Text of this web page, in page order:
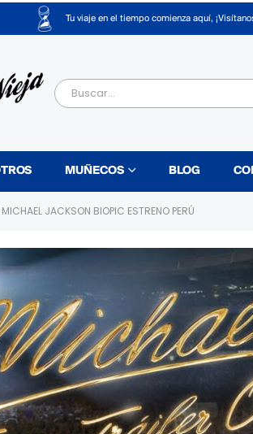
Tu viaje en el tiempo comienza aquí,
MUÑECOS BLOG
MICHAEL JACKSON BIOPIC ESTRENO PERÚ